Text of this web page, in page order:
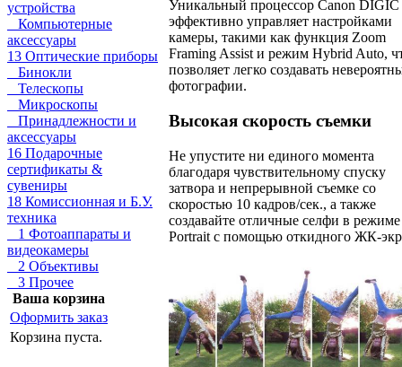
устройства
Компьютерные
аксессуары
13 Оптические приборы
Бинокли
Телескопы
Микроскопы
Принадлежности и
аксессуары
16 Подарочные
сертификаты &
сувениры
18 Комиссионная и Б.У.
техника
1 Фотоаппараты и
видеокамеры
2 Объективы
3 Прочее
Ваша корзина
Оформить заказ
Корзина пуста.
Уникальный процессор Canon DIGIC
эффективно управляет настройками
камеры, такими как функция Zoom
Framing Assist и режим Hybrid Auto,
позволяет легко создавать
фотографии.
Высокая скорость съемки
Не упустите ни единого момента
благодаря чувствительному спуску
затвора и непрерывной съемке со
скоростью 10 кадров/сек., а также
создавайте отличные селфи в
Portrait с помощью откидного ЖК-